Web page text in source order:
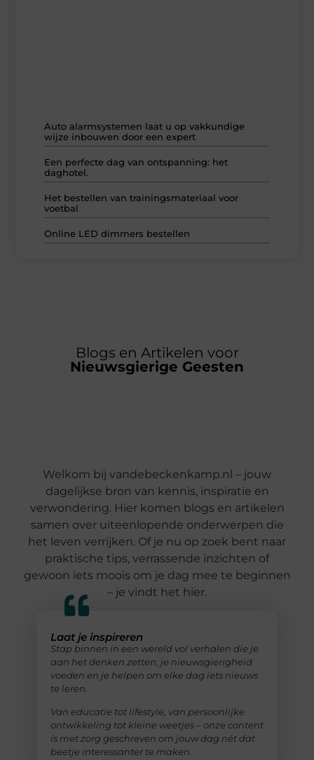
Auto alarmsystemen laat u op vakkundige
wijze inbouwen door een expert
Een perfecte dag van ontspanning: het
daghotel.
Het bestellen van trainingsmateriaal voor
voetbal
Online LED dimmers bestellen
Blogs en Artikelen voor
Nieuwsgierige Geesten
Welkom bij vandebeckenkamp.nl – jouw
dagelijkse bron van kennis, inspiratie en
verwondering. Hier komen blogs en artikelen
samen over uiteenlopende onderwerpen die
het leven verrijken. Of je nu op zoek bent naar
praktische tips, verrassende inzichten of
gewoon iets moois om je dag mee te beginnen
– je vindt het hier.
Laat je inspireren
Stap binnen in een wereld vol verhalen die je
aan het denken zetten, je nieuwsgierigheid
voeden en je helpen om elke dag iets nieuws
te leren.
Van educatie tot lifestyle, van persoonlijke
ontwikkeling tot kleine weetjes – onze content
is met zorg geschreven om jouw dag nét dat
beetje interessanter te maken.